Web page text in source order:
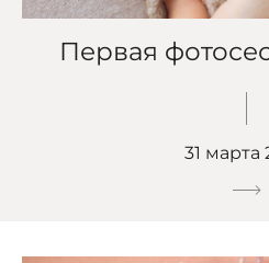
Первая
31 марта